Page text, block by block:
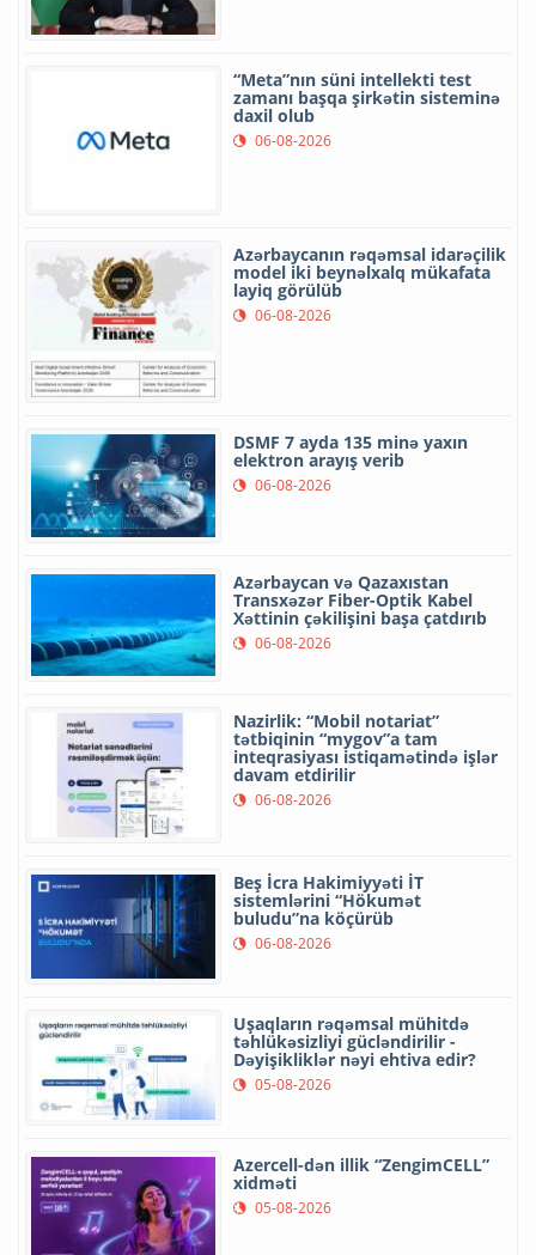
“Meta”nın süni intellekti test
zamanı başqa şirkətin sisteminə
daxil olub
06-08-2026
Azərbaycanın rəqəmsal idarəçilik
model iki beynəlxalq mükafata
layiq görülüb
06-08-2026
DSMF 7 ayda 135 minə yaxın
elektron arayış verib
06-08-2026
Azərbaycan və Qazaxıstan
Transxəzər Fiber-Optik Kabel
Xəttinin çəkilişini başa çatdırıb
06-08-2026
Nazirlik: “Mobil notariat”
tətbiqinin “mygov”a tam
inteqrasiyası istiqamətində işlər
davam etdirilir
06-08-2026
Beş İcra Hakimiyyəti İT
sistemlərini “Hökumət
buludu”na köçürüb
06-08-2026
Uşaqların rəqəmsal mühitdə
təhlükəsizliyi gücləndirilir -
Dəyişikliklər nəyi ehtiva edir?
05-08-2026
Azercell-dən illik “ZengimCELL”
xidməti
05-08-2026